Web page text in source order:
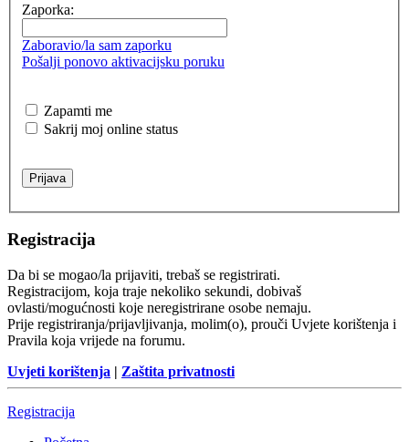
Zaporka:
Zaboravio/la sam zaporku
Pošalji ponovo aktivacijsku poruku
Zapamti me
Sakrij moj online status
Registracija
Da bi se mogao/la prijaviti, trebaš se registrirati.
Registracijom, koja traje nekoliko sekundi, dobivaš
ovlasti/mogućnosti koje neregistrirane osobe nemaju.
Prije registriranja/prijavljivanja, molim(o), prouči Uvjete korištenja i
Pravila koja vrijede na forumu.
Uvjeti korištenja | Zaštita privatnosti
Registracija